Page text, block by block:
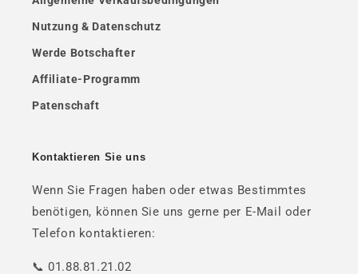
Nutzung & Datenschutz
Werde Botschafter
Affiliate-Programm
Patenschaft
Kontaktieren Sie uns
Wenn Sie Fragen haben oder etwas Bestimmtes
benötigen, können Sie uns gerne per E-Mail oder
Telefon kontaktieren:
📞 01.88.81.21.02